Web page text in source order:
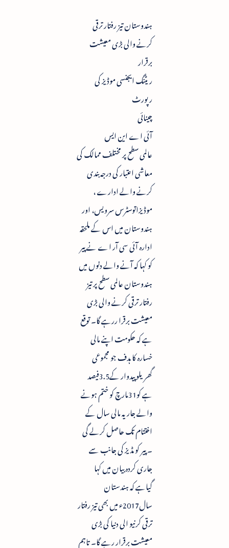
ہندوستان تیز رفتار ترقی
کرنے والی بڑی معیشت
برقرار
ریٹنگ ایجنسی موڈیز کی
رپورٹ
چینائی
آئی اے این ایس
عالمی سطح پر مختلف ممالک کی
معاشی اعتبار کی درجہ بندی
کرنے والے ادارے ،
موڈیزاتوسٹرس سرویس، اور
ہندوستان میں اس کے ملحقہ
ادارہ آئی سی آر اے نے پیر
کو کہا کہ آنے والے دنوں میں
ہندوستان عالمی سطح پر تیز
رفتار ترقی کرنے والی بڑی
معیشت برقرا ررہے گا۔ توقع
ہے کہ حکومت اپنے مالی
خسارہ کا ہدف جو مجموعی
گھریلو پیدوار کے3.5فیصد
ہے کو31مارچ کو ختم ہونے
والے جاریہ مالی سال کے
اختتام تک حاصل کرلے گی
۔ پیر کو مڈیز کی جانب سے
جاری کردہ بیان میں کہا
گیاہے کہ ہندستان
سال2017ء میں بھی تیز رفتار
ترقی کرنیو الی دنیا کی بڑی
معیشت برقرار رہے گا۔ تاہم